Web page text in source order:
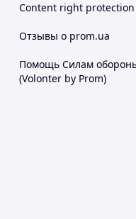
Content right protection
Отзывы о prom.ua
Помощь Силам
(Volonter by Prom)